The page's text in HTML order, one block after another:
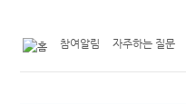
참여알림 자주하는 질문